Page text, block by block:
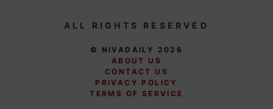
ALL RIGHTS RESERVED
© NIVADAILY 2026
ABOUT US
CONTACT US
PRIVACY POLICY
TERMS OF SERVICE